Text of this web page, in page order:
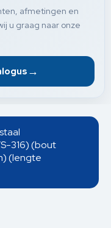
afmetingen en
u graag naar onze
→
316) (bout
(lengte